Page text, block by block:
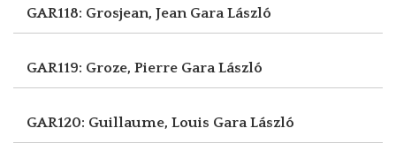
GAR118: Grosjean, Jean Gara László
GAR119: Groze, Pierre Gara László
GAR120: Guillaume, Louis Gara László